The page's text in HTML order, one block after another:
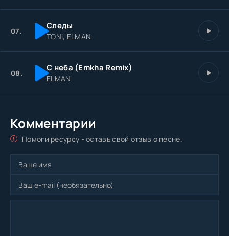
07. Следы
TONI, ELMAN
08. С неба (Emkha Remix)
ELMAN
Комментарии
Помоги ресурсу - оставь свой отзыв о песне.